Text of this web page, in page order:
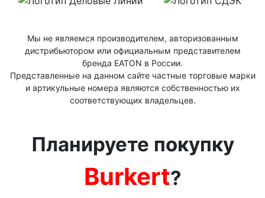
Мы не являемся производителем, авторизованным
дистрибьютором или официальным представителем
бренда ЕАТОN в России.
Представленные на данном сайте частные торговые марки
и артикульные номера являются собственностью их
соответствующих владельцев.
Планируете покупку
Burkert?